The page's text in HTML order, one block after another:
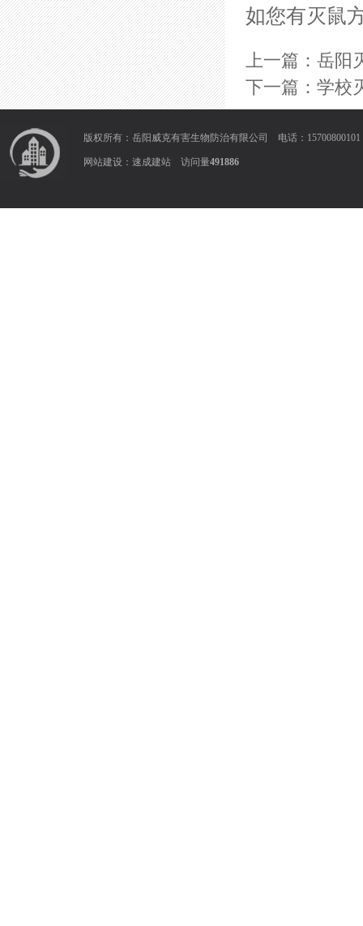
如您有灭鼠
上一篇： 岳阳
下一篇： 学校
版权所有：岳阳威克有害生物防治有限公司 电话：
网站建设： 速成建站 访问量491886